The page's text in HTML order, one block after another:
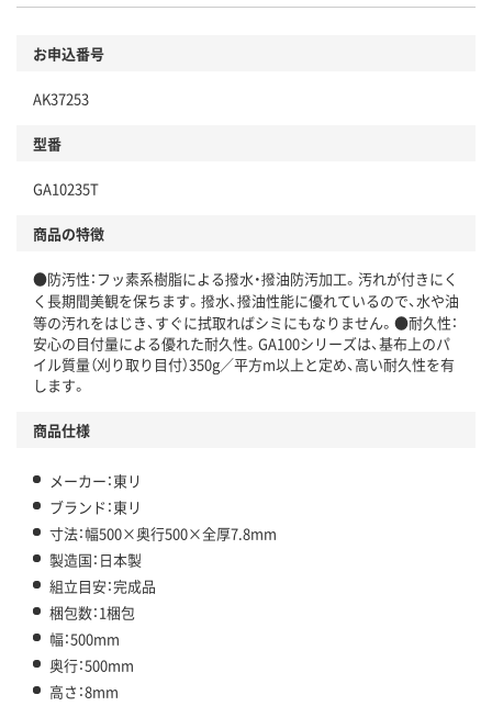
お申込番号
AK37253
型番
GA10235T
商品の特徴
●防汚性：フッ素系樹脂による撥水・撥油防汚加工。汚れが付きにく
く長期間美観を保ちます。撥水、撥油性能に優れているので、水や油
等の汚れをはじき、すぐに拭取ればシミにもなりません。●耐久性：
安心の目付量による優れた耐久性。GA100シリーズは、基布上のパ
イル質量（刈り取り目付）350g／平方m以上と定め、高い耐久性を有
します。
商品仕様
メーカー：東リ
ブランド：東リ
寸法：幅500×奥行500×全厚7.8mm
製造国：日本製
組立目安：完成品
梱包数：1梱包
幅：500mm
奥行：500mm
高さ：8mm